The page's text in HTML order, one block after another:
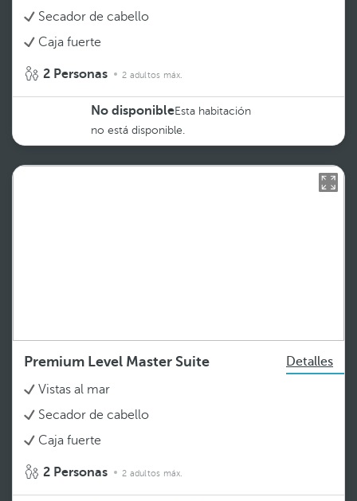
Secador de cabello
Caja fuerte
2 Personas 2 adultos máx.
No disponibleEsta habitación
no está disponible.
Premium Level Master Suite
Detalles
Vistas al mar
Secador de cabello
Caja fuerte
2 Personas 2 adultos máx.